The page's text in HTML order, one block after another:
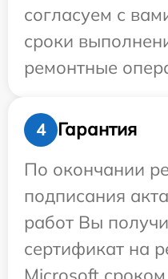
согласуем с
сроки
ремонтные
4
Гарантия
По окончании
подписания
работ Вы
сертификат на